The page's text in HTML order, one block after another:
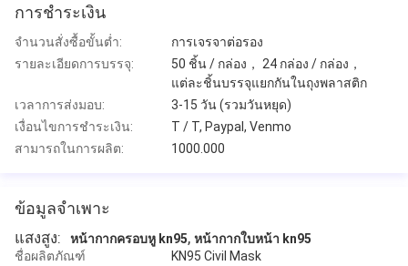
การชำระเงิน
จำนวนสั่งซื้อขั้นต่ำ:
การเจรจาต่อรอง
รายละเอียดการบรรจุ:
50 ชิ้น / กล่อง， 24 กล่อง / กล่อง，
แต่ละชิ้นบรรจุแยกกันในถุงพลาสติก
เวลาการส่งมอบ:
3-15 วัน (รวมวันหยุด)
เงื่อนไขการชำระเงิน:
T / T, Paypal, Venmo
สามารถในการผลิต:
1000.000
ข้อมูลจำเพาะ
แสงสูง: หน้ากากครอบหู kn95, หน้ากากใบหน้า kn95
ชื่อผลิตภัณฑ์
KN95 Civil Mask